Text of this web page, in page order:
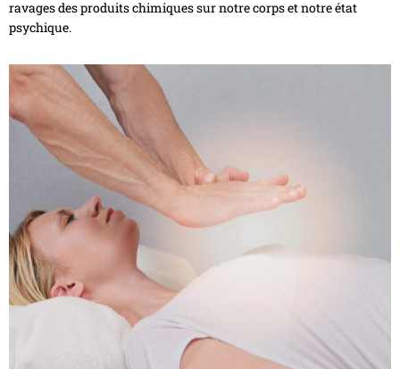
ravages des produits chimiques sur notre corps et notre état
psychique.